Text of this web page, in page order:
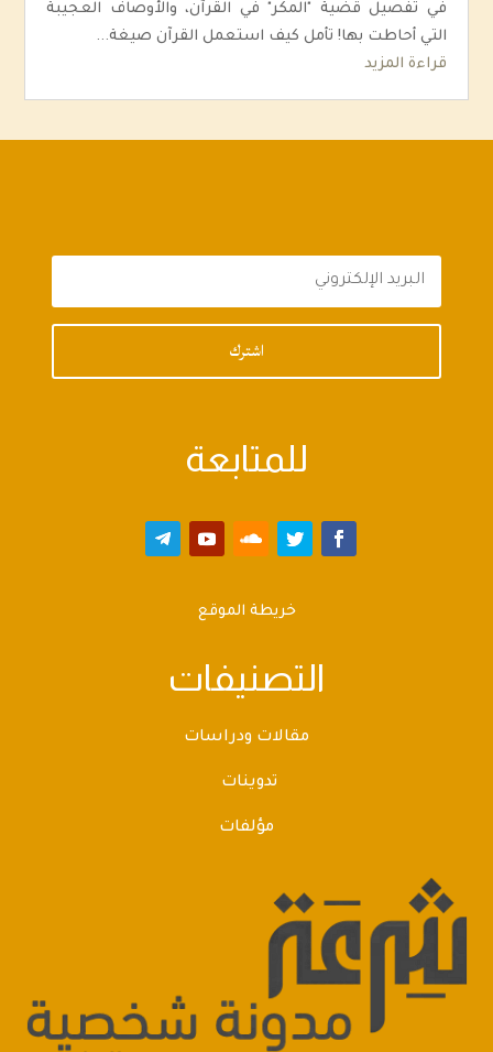
في تفصيل قضية "المكر" في القرآن، والأوصاف العجيبة
التي أحاطت بها! تأمل كيف استعمل القرآن صيغة...
قراءة المزيد
اشترك
للمتابعة
خريطة الموقع
التصنيفات
مقالات ودراسات
تدوينات
مؤلفات